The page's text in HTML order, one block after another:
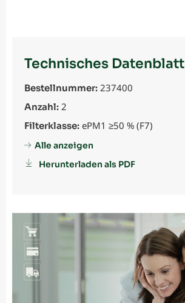
Technisches Datenblatt
Bestellnummer: 237400
Anzahl: 2
Filterklasse: ePM1 ≥50 % (F7)
Alle anzeigen
Herunterladen als PDF